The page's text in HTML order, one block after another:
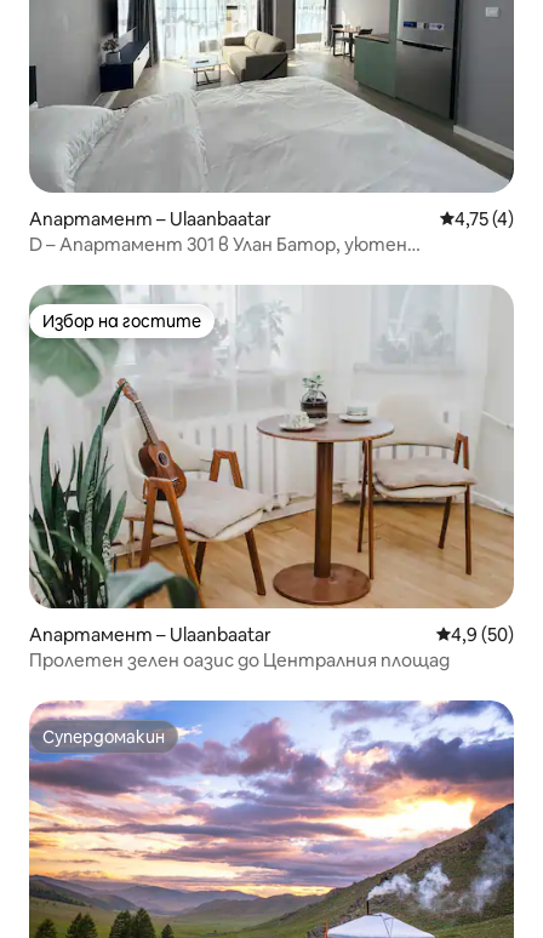
Апартамент – Ulaanbaatar Средна
4,75 (4)
D – Апартамент 301 в Улан Батор, уютен
Избор на гостите
Избор на гостите
Апартамент – Ulaanbaatar Средна
4,9 (50)
Пролетен зелен оазис до Централния площад
Супердомакин
Супердомакин